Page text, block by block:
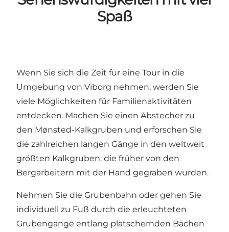
Spaß
Wenn Sie sich die Zeit für eine Tour in die
Umgebung von Viborg nehmen, werden Sie
viele Möglichkeiten für Familienaktivitäten
entdecken. Machen Sie einen Abstecher zu
den Mønsted-Kalkgruben und erforschen Sie
die zahlreichen langen Gänge in den weltweit
größten Kalkgruben, die früher von den
Bergarbeitern mit der Hand gegraben wurden.
Nehmen Sie die Grubenbahn oder gehen Sie
individuell zu Fuß durch die erleuchteten
Grubengänge entlang plätschernden Bächen